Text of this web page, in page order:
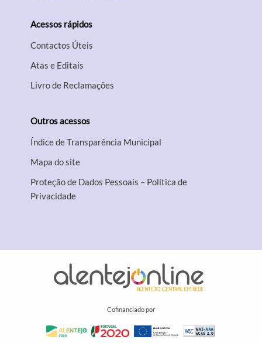
Acessos rápidos
Contactos Úteis
Atas e Editais
Livro de Reclamações
Outros acessos
Índice de Transparência Municipal
Mapa do site
Proteção de Dados Pessoais – Política de
Privacidade
Cofinanciado por